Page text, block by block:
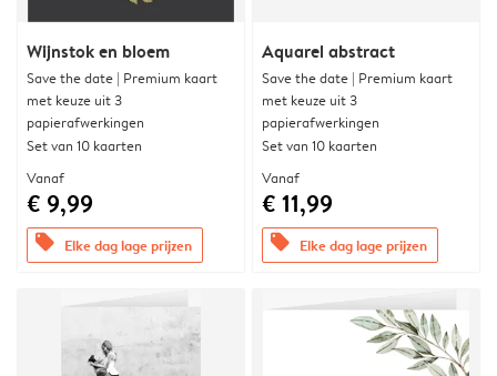
Wijnstok en bloem
Save the date | Premium kaart
met keuze uit 3
papierafwerkingen
Set van 10 kaarten
Vanaf
€ 9,99
offers Elke dag lage prijzen
Aquarel abstract
Save the date | Premium kaart
met keuze uit 3
papierafwerkingen
Set van 10 kaarten
Vanaf
€ 11,99
offers Elke dag lage prijzen